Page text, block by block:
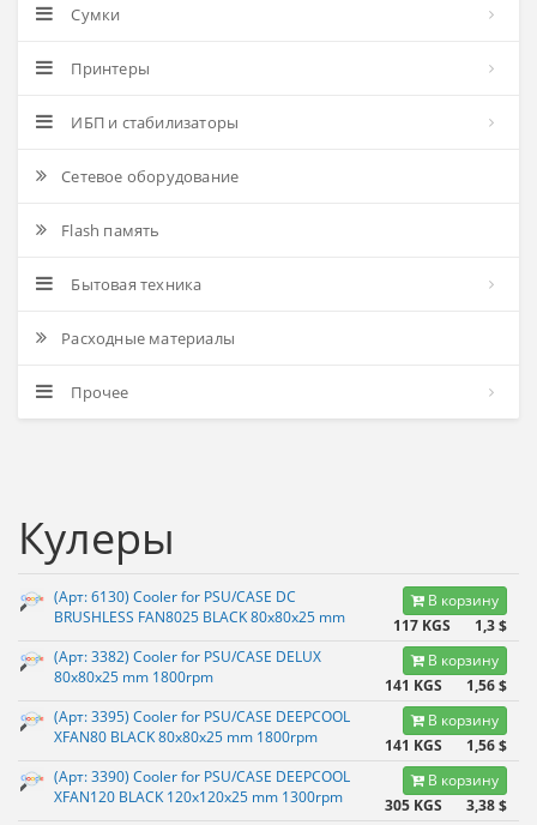
Сумки
Принтеры
ИБП и стабилизаторы
Сетевое оборудование
Flash память
Бытовая техника
Расходные материалы
Прочее
Кулеры
(Арт: 6130) Cooler for PSU/CASE DC
BRUSHLESS FAN8025 BLACK 80x80x25 mm
В корзину
1,3 $
117 KGS
(Арт: 3382) Cooler for PSU/CASE DELUX
80x80x25 mm 1800rpm
В корзину
1,56 $
141 KGS
(Арт: 3395) Cooler for PSU/CASE DEEPCOOL
XFAN80 BLACK 80x80x25 mm 1800rpm
В корзину
1,56 $
141 KGS
(Арт: 3390) Cooler for PSU/CASE DEEPCOOL
XFAN120 BLACK 120x120x25 mm 1300rpm
В корзину
3,38 $
305 KGS